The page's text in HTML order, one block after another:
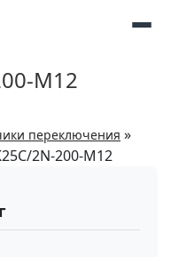
M12
переключения »
2N-200-M12